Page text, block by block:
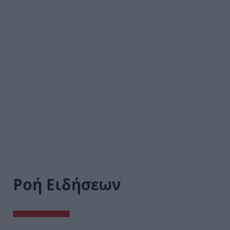
Ροή Ειδήσεων